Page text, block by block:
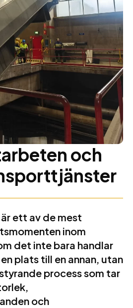
och
ett av de mest
inom
det inte bara handlar
plats till en annan, utan
process som tar
och